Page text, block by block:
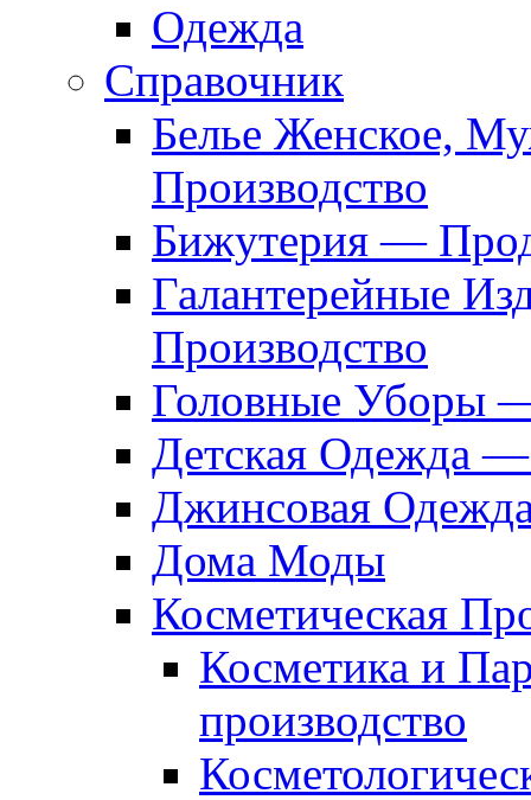
Одежда
Справочник
Белье Женское,
Производство
Бижутерия —
Галантерейные
Производство
Головные Уборы
Детская Одежда
Джинсовая
Дома Моды
Косметическая
Косметика и
производство